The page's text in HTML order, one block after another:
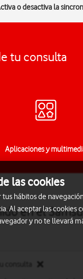
o desactiva la
tu consulta
Aplicaciones y
en el
las cookies
hábitos de
Al aceptar las cookies
y no te llevará